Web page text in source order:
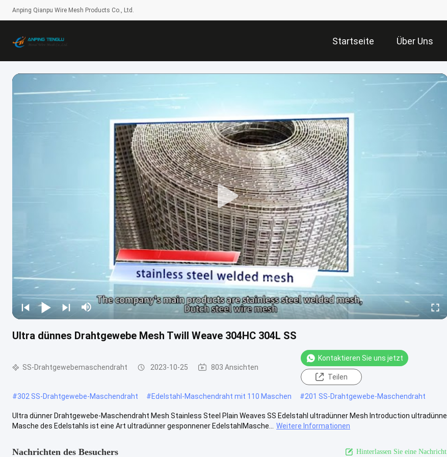
Anping Qianpu Wire Mesh Products Co., Ltd.
Startseite Über Uns
Ultra dünnes Drahtgewebe Mesh Twill Weave 304HC 304L SS
SS-Drahtgewebemaschendraht 2023-10-25 803 Ansichten
Kontaktieren Sie uns jetzt
Teilen
#302 SS-Drahtgewebe-Maschendraht #Edelstahl-Maschendraht mit 110 Maschen #201 SS-Drahtgewebe-Maschendraht
Ultra dünner Drahtgewebe-Maschendraht Mesh Stainless Steel Plain Weaves SS Edelstahl ultradünner Mesh Introduction ultradünne
Masche des Edelstahls ist eine Art ultradünner gesponnener EdelstahlMasche...
Weitere Informationen
Nachrichten des Besuchers Hinterlassen Sie eine Nachricht.